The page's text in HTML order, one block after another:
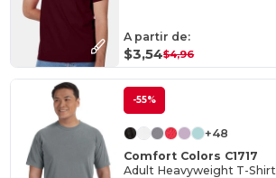
A partir de:
$3,54$4,96
-55%
+48
Comfort Colors C1717
Adult Heavyweight T-Shirt